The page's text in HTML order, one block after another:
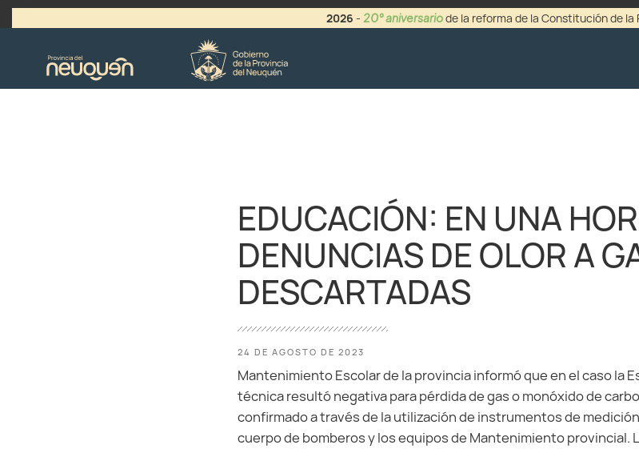
2026 - 20° aniversariode la reforma de la Constitución de la
EDUCACIÓN: EN UNA
DENUNCIAS DE OLOR A
DESCARTADAS
24 DE AGOSTO DE 2023
Mantenimiento Escolar de la provincia informó que en el caso la
técnica resultó negativa para pérdida de gas o monóxido de
confirmado a través de la utilización de instrumentos de
cuerpo de bomberos y los equipos de Mantenimiento provincial.